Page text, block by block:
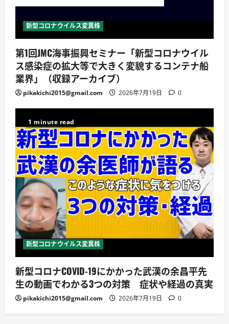
新型コロナウイルス変異株
第1回JMC海事振興セミナー「新型コロナウイル
ス感染症の拡大等で大きく変貌するコンテナ船
業界」（収録アーカイブ）
pikakichi2015@gmail.com 2026年7月19日 0
1 minute read
新型コロナウイルス変異株
新型コロナCOVID-19にかかった武漢の余昌平先
生の動画でわかる3つの対策 症状や経過の真実
pikakichi2015@gmail.com 2026年7月19日 0